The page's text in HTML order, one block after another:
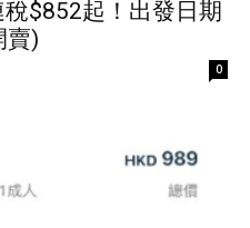
$852起！出發日期
賣)
0